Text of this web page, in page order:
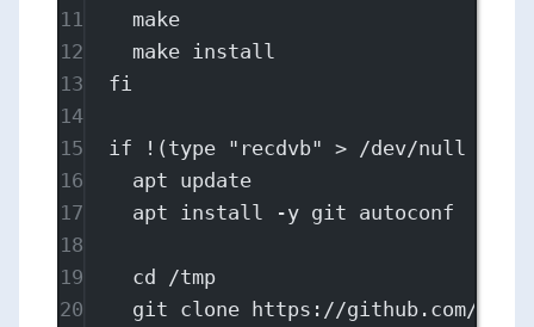
11
make
12
make install
13
fi
14
15
if ! ( type "recdvb" > /dev/null
16
apt update
17
apt install -y git autoconf
18
19
cd
/tmp
20
git clone https://github.com/